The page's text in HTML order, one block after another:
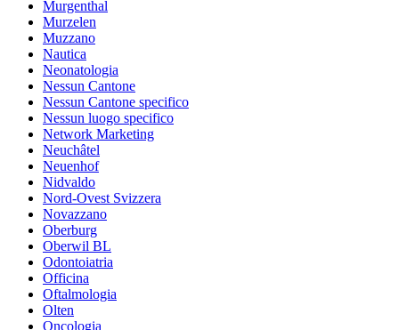
Murgenthal
Murzelen
Muzzano
Nautica
Neonatologia
Nessun Cantone
Nessun Cantone specifico
Nessun luogo specifico
Network Marketing
Neuchâtel
Neuenhof
Nidvaldo
Nord-Ovest Svizzera
Novazzano
Oberburg
Oberwil BL
Odontoiatria
Officina
Oftalmologia
Olten
Oncologia